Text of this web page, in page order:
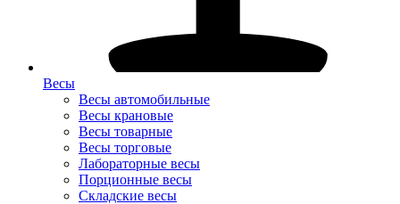
Весы
Весы автомобильные
Весы крановые
Весы товарные
Весы торговые
Лабораторные весы
Порционные весы
Складские весы